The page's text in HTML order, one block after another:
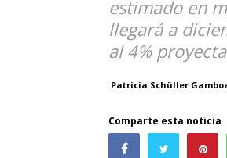
estimado en
llegará a
al 4%
Patricia Schüller
Comparte esta noticia